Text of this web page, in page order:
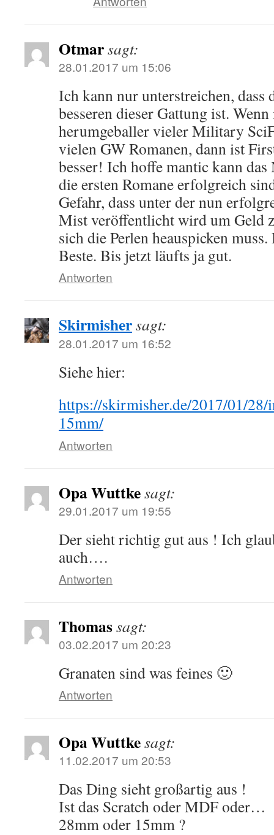
Otmarsagt:
28.01.2017 um 15:06
Ich kann nur unterstreichen, dass
besseren dieser Gattung ist.
herumgeballer vieler Military
vielen GW Romanen, dann ist
besser! Ich hoffe mantic kann
die ersten Romane erfolgreich
Gefahr, dass unter der nun
Mist veröffentlicht wird um Geld
sich die Perlen heauspicken
Beste. Bis jetzt läufts ja gut.
Antworten
Skirmishersagt:
28.01.2017 um 16:52
Siehe hier:
https://skirmisher.de/2017/01/
15mm/
Antworten
Opa Wuttkesagt:
29.01.2017 um 19:55
Der sieht richtig gut aus ! Ich
auch….
Antworten
Thomassagt:
03.02.2017 um 20:23
Granaten sind was feines 🙂
Antworten
Opa Wuttkesagt:
11.02.2017 um 20:53
Das Ding sieht großartig aus !
Ist das Scratch oder MDF oder…
28mm oder 15mm ?